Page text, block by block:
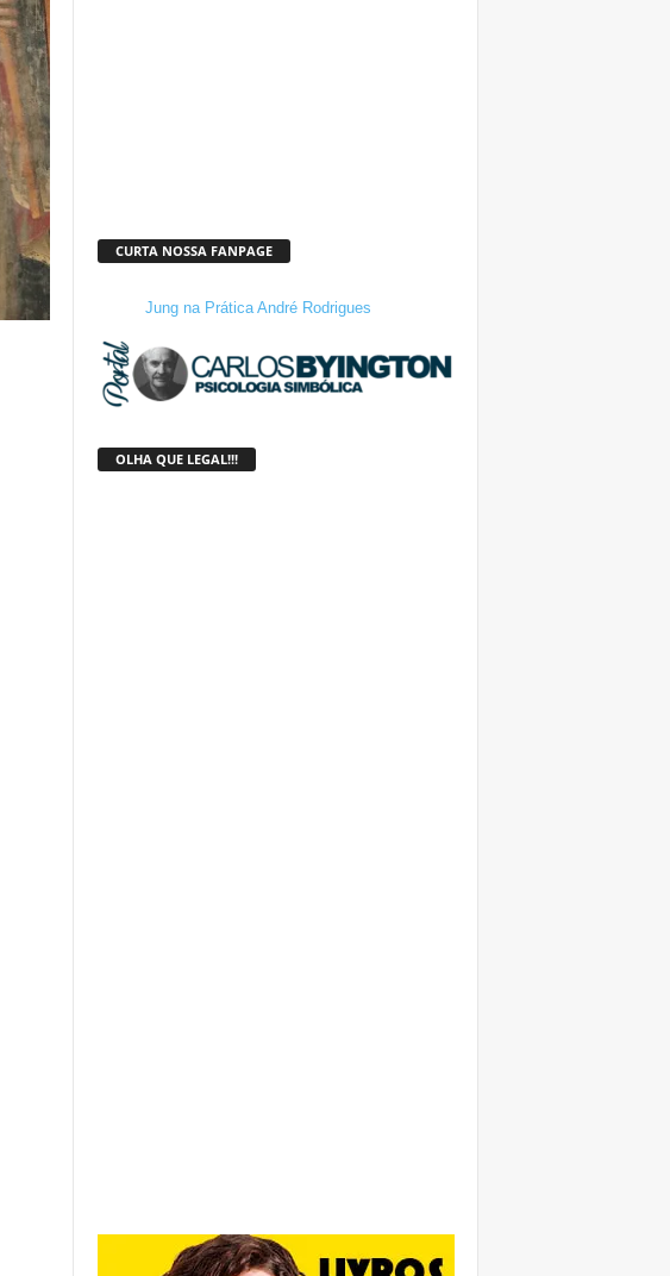
CURTA NOSSA FANPAGE
Jung na Prática André Rodrigues
OLHA QUE LEGAL!!!